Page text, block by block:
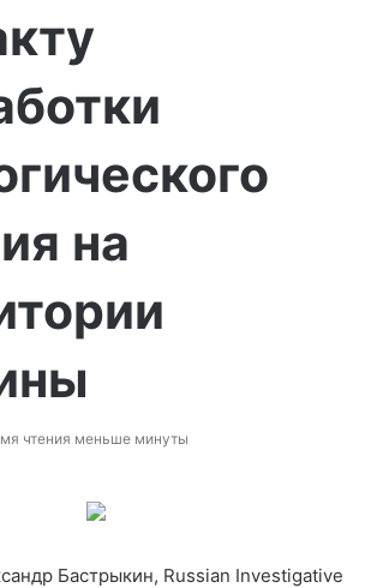
на
чтения меньше минуты
Бастрыкин, Russian Investigative